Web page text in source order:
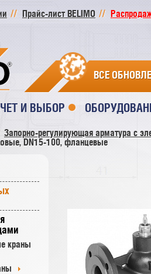
Прайс-лист BELIMO
ВСЕ
И ВЫБОР
Запорно-регулирующая арматура с
DN15-100, фланцевые
краны